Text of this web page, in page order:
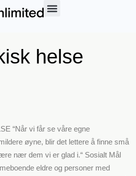
helse
“Når vi får se våre egne
øyne, blir det lettere å finne små
nær dem vi er glad i.“ Sosialt Mål
eldre og personer med